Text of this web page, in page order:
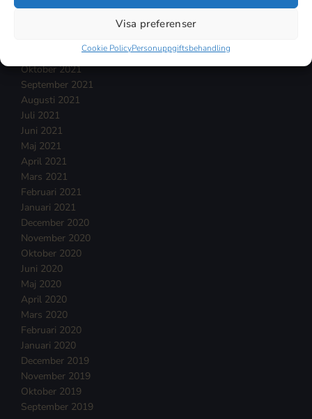
Visa preferenser
Cookie PolicyPersonuppgiftsbehandling
Februari 2022
November 2021
Oktober 2021
September 2021
Augusti 2021
Juli 2021
Juni 2021
Maj 2021
April 2021
Mars 2021
Februari 2021
Januari 2021
December 2020
November 2020
Oktober 2020
Juni 2020
Maj 2020
April 2020
Mars 2020
Februari 2020
Januari 2020
December 2019
November 2019
Oktober 2019
September 2019